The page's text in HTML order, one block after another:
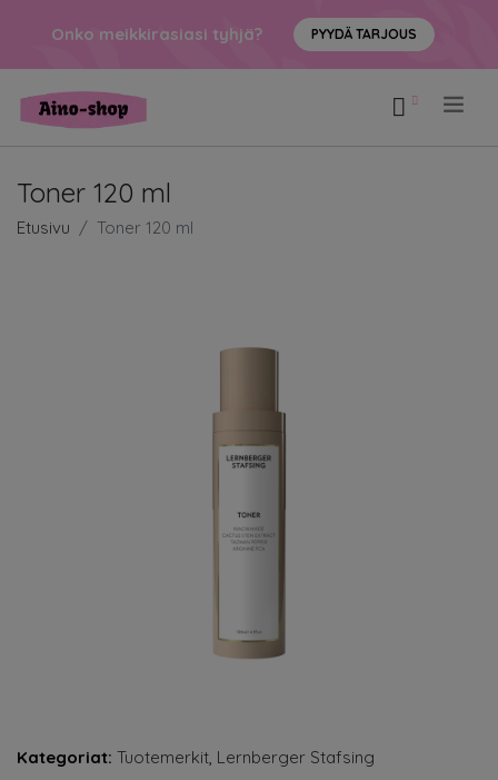
Onko meikkirasiasi tyhjä? PYYDÄ TARJOUS
Toner 120 ml
Etusivu Toner 120 ml
Kategoriat: Tuotemerkit, Lernberger Stafsing